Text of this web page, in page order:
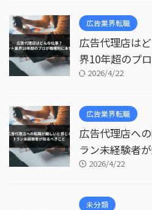
広告業界転職
広告代理店は
界10年超のプ
2026/4/22
広告業界転職
広告代理店へ
ラン未経験者
2026/4/22
未分類